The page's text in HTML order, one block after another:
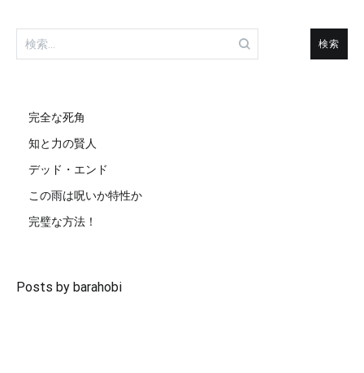
検
索:
完全な死角
知と力の賢人
デッド・エンド
この雨は呪いか特性か
完璧な方法！
Posts by barahobi